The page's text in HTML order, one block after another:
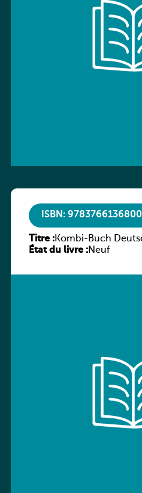
ISBN: 9783766136800
Titre :Kombi-Buch
État du livre :Neuf